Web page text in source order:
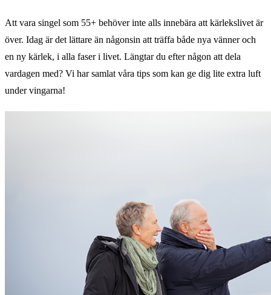
Att vara singel som 55+ behöver inte alls innebära att kärlekslivet är
över. Idag är det lättare än någonsin att träffa både nya vänner och
en ny kärlek, i alla faser i livet. Längtar du efter någon att dela
vardagen med? Vi har samlat våra tips som kan ge dig lite extra luft
under vingarna!